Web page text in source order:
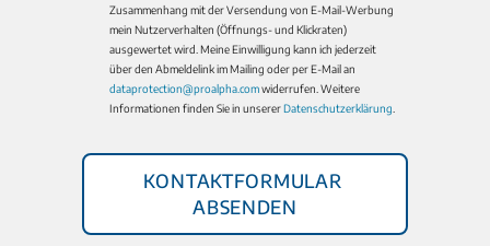
Zusammenhang mit der Versendung von E-Mail-Werbung
mein Nutzerverhalten (Öffnungs- und Klickraten)
ausgewertet wird. Meine Einwilligung kann ich jederzeit
über den Abmeldelink im Mailing oder per E-Mail an
dataprotection@proalpha.comwiderrufen. Weitere
Informationen finden Sie in unsererDatenschutzerklärung